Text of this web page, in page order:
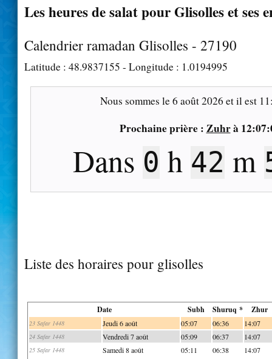
Les heures de salat pour Glisolles et ses
Calendrier ramadan Glisolles - 27190
Latitude : 48.9837155 - Longitude : 1.0194995
Nous sommes le6 août 2026 et il est
Prochaine prière : Zuhrà
Dans 0 h 42 m
Liste des horaires pour glisolles
Date Subh Shuruq * Zhur
23 Safar 1448 Jeudi 6 août 05:07 06:36 14:07
24 Safar 1448 Vendredi 7 août 05:09 06:37 14:07
25 Safar 1448 Samedi 8 août 05:11 06:38 14:07